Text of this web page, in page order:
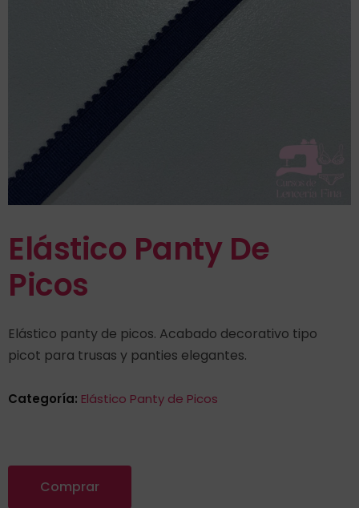
Elástico Panty De
Picos
Elástico panty de picos. Acabado decorativo tipo
picot para trusas y panties elegantes.
Categoría: Elástico Panty de Picos
Comprar